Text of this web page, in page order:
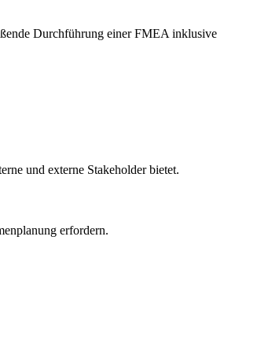
Durchführung einer FMEA inklusive
und externe Stakeholder bietet.
erfordern.